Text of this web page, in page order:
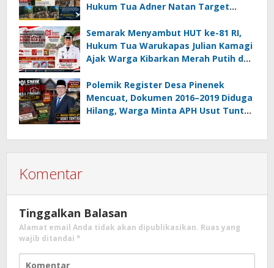
Hukum Tua Adner Natan Target
Semarak Menyambut HUT ke-81 RI,
Hukum Tua Warukapas Julian Kamagi
Ajak Warga Kibarkan Merah Putih dan
Polemik Register Desa Pinenek
Mencuat, Dokumen 2016–2019 Diduga
Hilang, Warga Minta APH Usut Tuntas
Komentar
Tinggalkan Balasan
Alamat email Anda tidak akan dipublikasikan. Ruas yang
wajib ditandai *